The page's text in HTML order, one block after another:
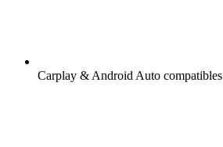
Carplay & Android Auto compatibles